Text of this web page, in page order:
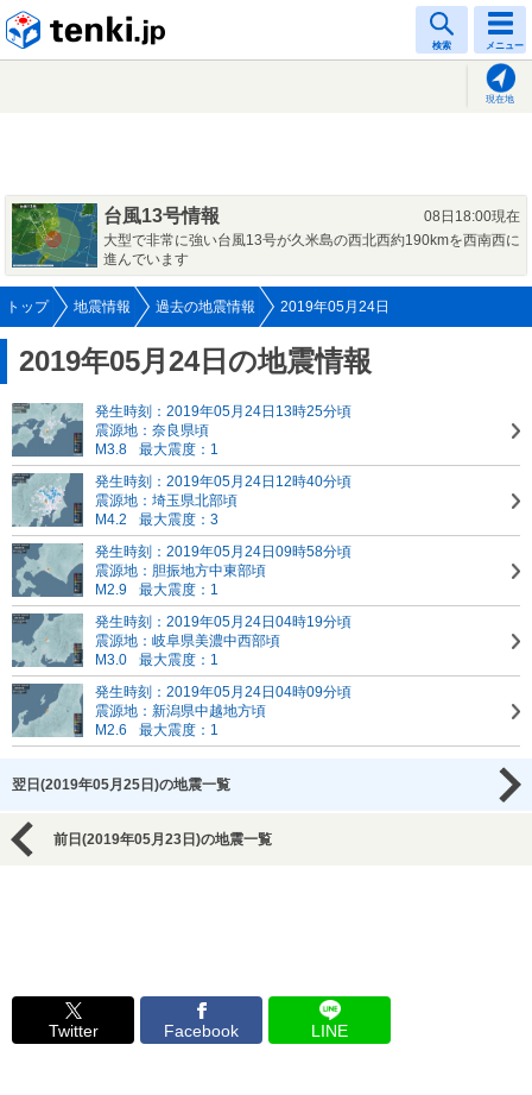
検索 メニュー
現在地
台風13号情報
08日18:00現在
大型で非常に強い台風13号が久米島の西北西約190kmを西南西に
進んでいます
トップ 地震情報 過去の地震情報 2019年05月24日
2019年05月24日の地震情報
発生時刻：2019年05月24日13時25分頃
震源地：奈良県頃
M3.8
最大震度：1
発生時刻：2019年05月24日12時40分頃
震源地：埼玉県北部頃
M4.2
最大震度：3
発生時刻：2019年05月24日09時58分頃
震源地：胆振地方中東部頃
M2.9
最大震度：1
発生時刻：2019年05月24日04時19分頃
震源地：岐阜県美濃中西部頃
M3.0
最大震度：1
発生時刻：2019年05月24日04時09分頃
震源地：新潟県中越地方頃
M2.6
最大震度：1
翌日(2019年05月25日)の地震一覧
前日(2019年05月23日)の地震一覧
Twitter Facebook LINE